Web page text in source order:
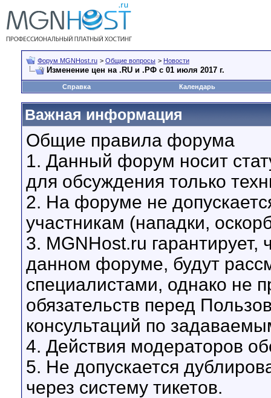
Форум MGNHost.ru > Общие вопросы > Новости
Изменение цен на .RU и .РФ с 01 июля 2017 г.
Справка Календарь
Важная информация
Общие правила форума
1. Данный форум носит
для обсуждения только
2. На форуме не
участникам (нападки,
3. MGNHost.ru
данном форуме, будут
специалистами, однако не
обязательств перед
консультаций по
4. Действия модераторов
5. Не допускается
через систему тикетов.